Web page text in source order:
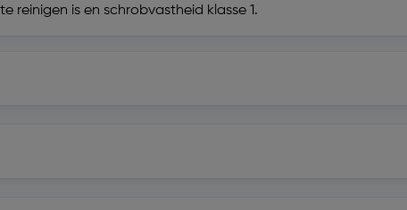
is en schrobvastheid klasse 1.